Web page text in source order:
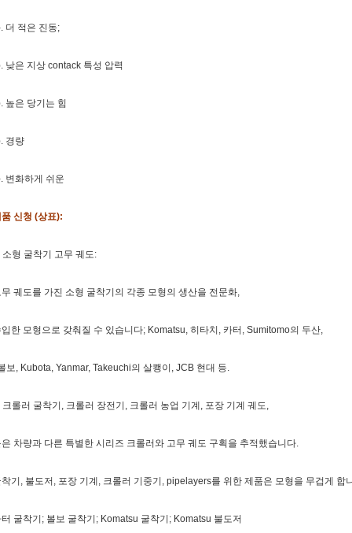
더 적은 진동;
낮은 지상 contack 특성 압력
높은 당기는 힘
경량
변화하게 쉬운
신청 (상표):
소형 굴착기 고무 궤도:
무 궤도를 가진 소형 굴착기의 각종 모형의 생산을 전문화,
입한 모형으로 갖춰질 수 있습니다; Komatsu, 히타치, 카터, Sumitomo의 두산,
보, Kubota, Yanmar, Takeuchi의 살쾡이, JCB 현대 등.
크롤러 굴착기, 크롤러 장전기, 크롤러 농업 기계, 포장 기계 궤도,
은 차량과 다른 특별한 시리즈 크롤러와 고무 궤도 구획을 추적했습니다.
착기, 불도저, 포장 기계, 크롤러 기중기, pipelayers를 위한 제품은 모형을 무겁게 합
터 굴착기; 볼보 굴착기; Komatsu 굴착기; Komatsu 불도저